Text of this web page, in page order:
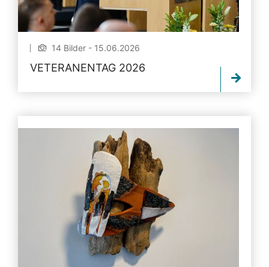
14 Bilder - 15.06.2026
VETERANENTAG 2026